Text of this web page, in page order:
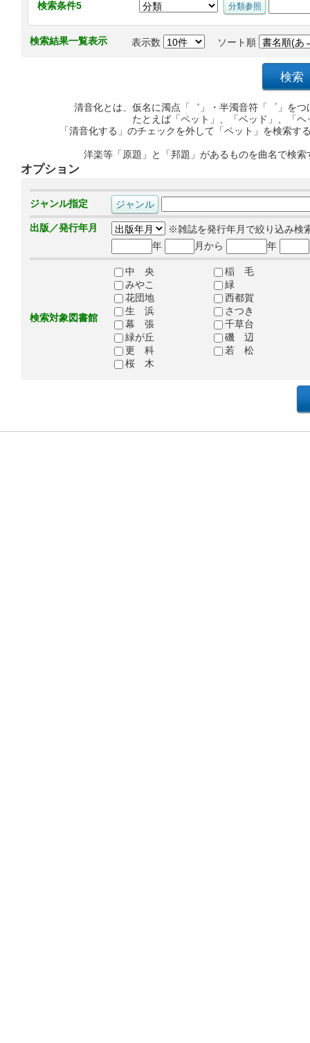
検索条件5
検索結果一覧表示 表示数 ソート順
清音化とは、仮名に濁点「゛」・半濁音符「゜」を
たとえば「ペット」、「ベッド」、「
「清音化する」のチェックを外して「ペット」を検索
洋楽等「原題」と「邦題」があるものを曲名で検
オプション
ジャンル指定
出版／発行年月
※雑誌を発行年月で絞り込み検
年
月から 年
検索対象図書館
中 央
稲 毛
みやこ
緑
花団地
西都賀
生 浜
さつき
幕 張
千草台
緑が丘
磯 辺
更 科
若 松
桜 木